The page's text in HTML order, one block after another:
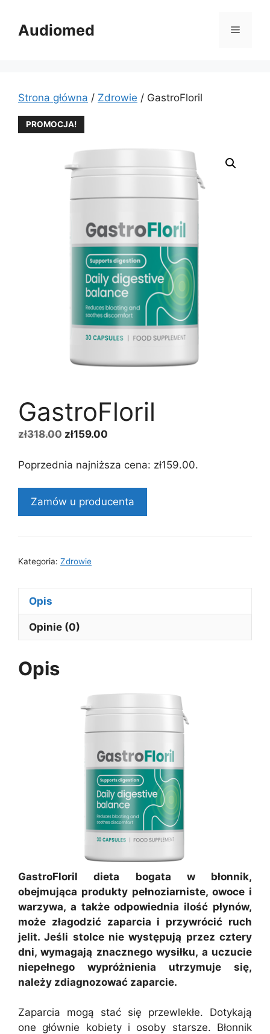
treściAudiomed Menu
Strona główna / Zdrowie / GastroFloril
PROMOCJA!
GastroFloril
zł318.00 Pierwotna
wynosiła:
zł159.00
wynosi:
Poprzednia najniższa cena: zł159.00.
Zamów u producenta
Kategoria: Zdrowie
Opis
Opinie (0)
Opis
GastroFloril dieta bogata w błonnik,
obejmująca produkty pełnoziarniste, owoce i
warzywa, a także odpowiednia ilość płynów,
może złagodzić zaparcia i przywrócić ruch
jelit. Jeśli stolce nie występują przez cztery
dni, wymagają znacznego wysiłku, a uczucie
niepełnego wypróżnienia utrzymuje się,
należy zdiagnozować zaparcie.
Zaparcia mogą stać się przewlekłe. Dotykają
one głównie kobiety i osoby starsze. Błonnik